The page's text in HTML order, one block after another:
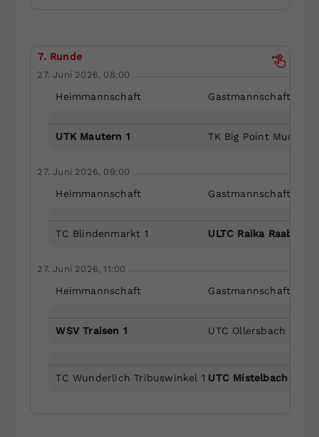
7. Runde
27. Juni 2026, 08:00
Heimmannschaft Gastmannschaft
UTK Mautern 1 TK Big Point
27. Juni 2026, 09:00
Heimmannschaft Gastmannschaft
TC Blindenmarkt 1 ULTC Raika Raabs 1
27. Juni 2026, 11:00
Heimmannschaft Gastmannschaft
WSV Traisen 1 UTC Ollersbach 1
TC Wunderlich Tribuswinkel 1 UTC Mistelbach 1